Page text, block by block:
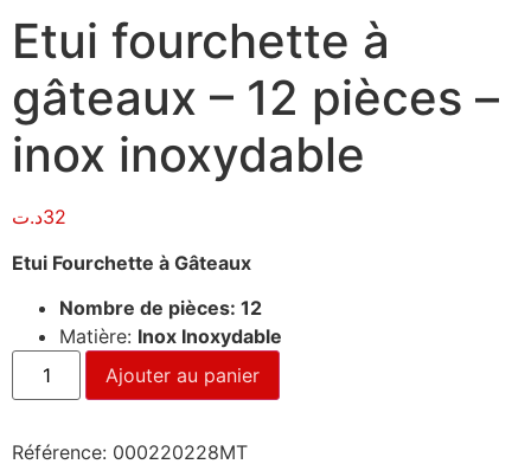
Etui fourchette à
gâteaux – 12 pièces –
inox inoxydable
32د.ت
Etui Fourchette à Gâteaux
Nombre de pièces: 12
Matière: Inox Inoxydable
Ajouter au panier
Référence: 000220228MT